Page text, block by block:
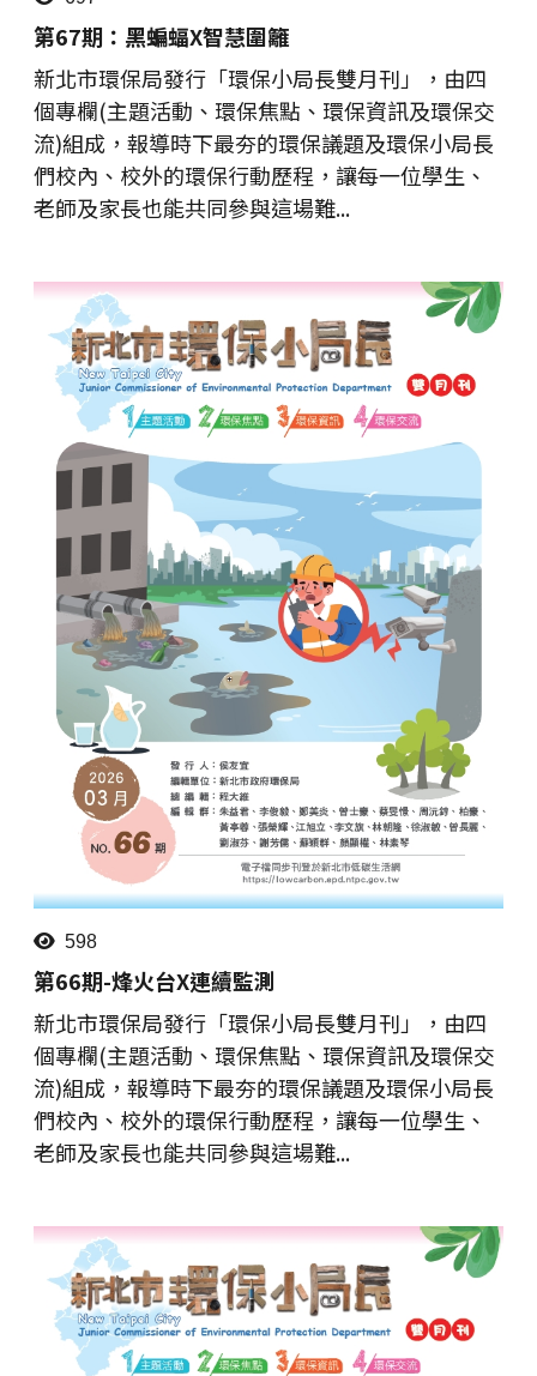
第67期：黑蝙蝠X智慧圍籬
新北市環保局發行「環保小局長雙月刊」，由四
個專欄(主題活動、環保焦點、環保資訊及環保交
流)組成，報導時下最夯的環保議題及環保小局長
們校內、校外的環保行動歷程，讓每一位學生、
老師及家長也能共同參與這場難...
598
第66期-烽火台X連續監測
新北市環保局發行「環保小局長雙月刊」，由四
個專欄(主題活動、環保焦點、環保資訊及環保交
流)組成，報導時下最夯的環保議題及環保小局長
們校內、校外的環保行動歷程，讓每一位學生、
老師及家長也能共同參與這場難...